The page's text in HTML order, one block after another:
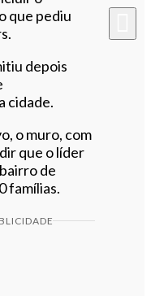
que pediu
depois
cidade.
o muro, com
que o líder
de
famílias.